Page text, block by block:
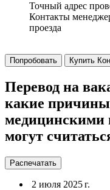
Точный адрес
Контакты
проезда
Попробовать Купить
Перевод на
какие причины
медицинскими
могут
Распечатать
2 июля 2025 г.